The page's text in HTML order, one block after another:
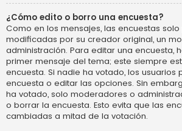
¿Cómo edito o borro una encuesta?
Como en los mensajes, las encuestas
modificadas por su creador original, un
administración. Para editar una encuesta,
primer mensaje del tema; este siempre
encuesta. Si nadie ha votado, los usuarios
encuesta o editar las opciones. Sin
ha votado, solo moderadores o
o borrar la encuesta. Esto evita que las
cambiadas a mitad de la votación.